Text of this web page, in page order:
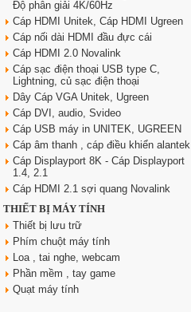
Độ phân giải 4K/60Hz
Cáp HDMI Unitek, Cáp HDMI Ugreen
Cáp nối dài HDMI đầu đực cái
Cáp HDMI 2.0 Novalink
Cáp sạc điện thoại USB type C,
Lightning, củ sạc điện thoại
Dây Cáp VGA Unitek, Ugreen
Cáp DVI, audio, Svideo
Cáp USB máy in UNITEK, UGREEN
Cáp âm thanh , cáp điều khiển alantek
Cáp Displayport 8K - Cáp Displayport
1.4, 2.1
Cáp HDMI 2.1 sợi quang Novalink
THIẾT BỊ MÁY TÍNH
Thiết bị lưu trữ
Phím chuột máy tính
Loa , tai nghe, webcam
Phần mềm , tay game
Quạt máy tính